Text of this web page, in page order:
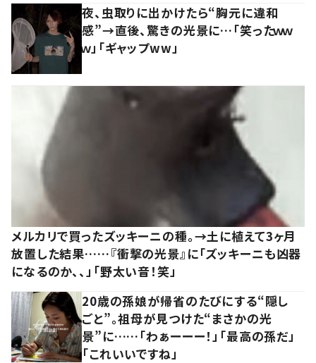
夜、虫取りに出かけたら“胸元に違和
感”→直後、驚きの光景に…「笑ったｗｗ
ｗ」「ギャップww」
メルカリで買ったズッキーニの種。→土に植えて3ヶ月
放置した結果……『衝撃の光景』に「ズッキーニも凶器
になるのか、、」「野太い音！笑」
20歳の孫娘が帰省のたびにする“隠し
ごと”。祖母が見つけた“まさかの光
景”に……「わぁーーー！」「最高の孫だ」
「これいいですね」